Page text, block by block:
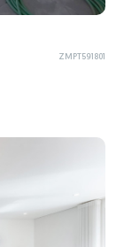
ZMPT591801